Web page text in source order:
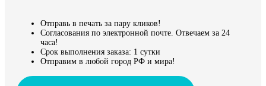
Отправь в печать за пару кликов!
Согласования по электронной почте. Отвечаем за 24
часа!
Срок выполнения заказа: 1 сутки
Отправим в любой город РФ и мира!